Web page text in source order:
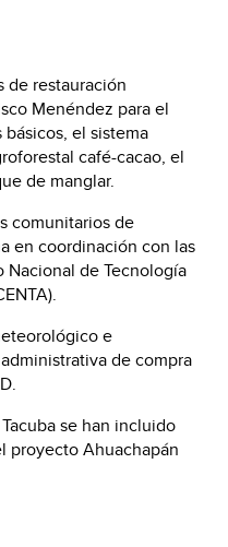
de restauración
Menéndez para el
el sistema
café-cacao, el
de manglar.
comunitarios de
en coordinación con las
de Tecnología
e
de compra
se han incluido
proyecto Ahuachapán